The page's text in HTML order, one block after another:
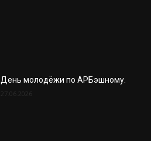
День молодёжи по АРБэшному.
27.06.2026